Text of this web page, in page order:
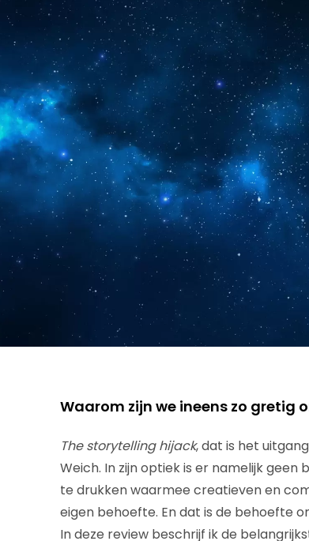
Waarom zijn we ineens zo
The storytelling hijack, dat is het
Weich. In zijn optiek is er namelijk geen
te drukken waarmee creatieven en
eigen behoefte. En dat is de behoefte
In deze review beschrijf ik de